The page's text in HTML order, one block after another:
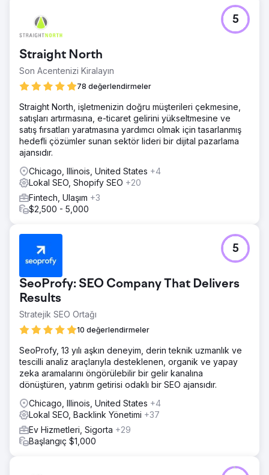
Straight North
Son Acentenizi Kiralayın
78 değerlendirmeler
5
Straight North, işletmenizin doğru müşterileri çekmesine,
satışları artırmasına, e-ticaret gelirini yükseltmesine ve
satış fırsatları yaratmasına yardımcı olmak için tasarlanmış
hedefli çözümler sunan sektör lideri bir dijital pazarlama
ajansıdır.
Chicago, Illinois, United States +4
Lokal SEO, Shopify SEO +20
Fintech, Ulaşım +3
$2,500 - 5,000
SeoProfy: SEO Company That Delivers
Results
Stratejik SEO Ortağı
10 değerlendirmeler
5
SeoProfy, 13 yılı aşkın deneyim, derin teknik uzmanlık ve
tescilli analiz araçlarıyla desteklenen, organik ve yapay
zeka aramalarını öngörülebilir bir gelir kanalına
dönüştüren, yatırım getirisi odaklı bir SEO ajansıdır.
Chicago, Illinois, United States +4
Lokal SEO, Backlink Yönetimi +37
Ev Hizmetleri, Sigorta +29
Başlangıç $1,000